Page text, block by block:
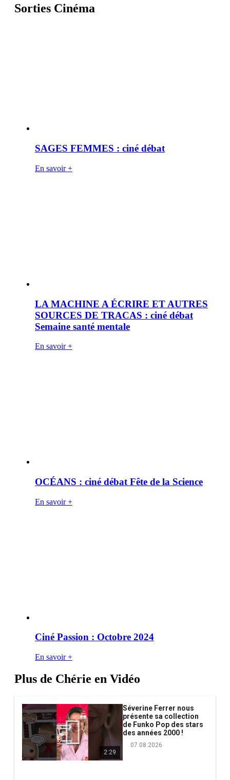
Sorties Cinéma
SAGES FEMMES : ciné débat
En savoir +
LA MACHINE A ÉCRIRE ET AUTRES
SOURCES DE TRACAS : ciné débat
Semaine santé mentale
En savoir +
OCÉANS : ciné débat Fête de la Science
En savoir +
Ciné Passion : Octobre 2024
En savoir +
Plus de Chérie en Vidéo
2:29
Séverine Ferrer nous
présente sa collection
de Funko Pop des stars
des années 2000 !
07.08.2026